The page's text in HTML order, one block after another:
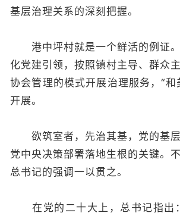
基层治理关系的深刻把握。
港中坪村就是一个鲜活的例证。
化党建引领，按照镇村主导、群众
协会管理的模式开展治理服务，“和
开展。
欲筑室者，先治其基，党的基层
党中央决策部署落地生根的关键。
总书记的强调一以贯之。
在党的二十大上，总书记指出